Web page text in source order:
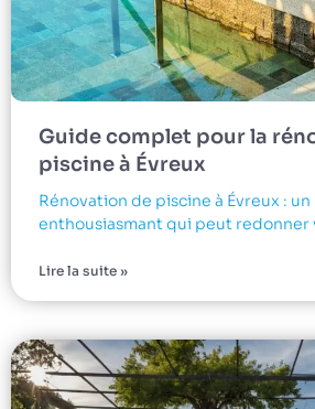
Guide complet pour la
piscine à Évreux
Rénovation de piscine à Évreux :
enthousiasmant qui peut redonner
Lire la suite »